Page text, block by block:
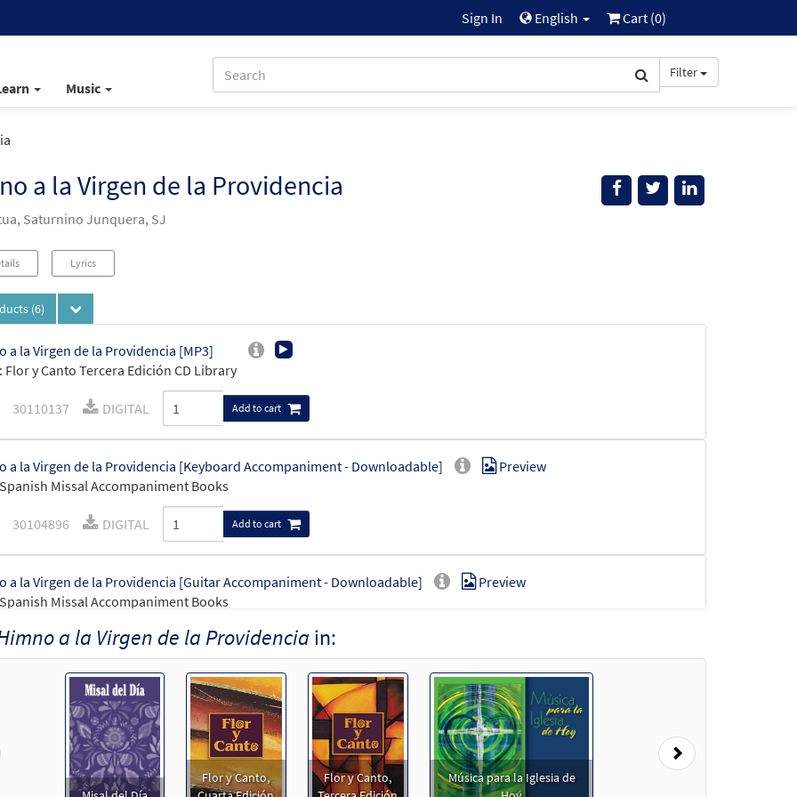
Sign In English Cart (0)
Music
Filter
a la Virgen de la Providencia
Saturnino Junquera, SJ
Lyrics
(6)
a la Virgen de la Providencia [MP3]
Flor y Canto Tercera Edición CD Library
30110137 DIGITAL Add to cart
a la Virgen de la Providencia [Keyboard Accompaniment - Downloadable]
Missal Accompaniment Books
Preview
30104896 DIGITAL Add to cart
a la Virgen de la Providencia [Guitar Accompaniment - Downloadable]
Missal Accompaniment Books
Preview
30104897 DIGITAL Add to cart
a la Virgen de la Providencia [PDF Chords Over Text - Downloadable] Preview
DIGITAL Add to cart
a la Virgen de la Providencia in:
Flor y Canto,
Flor y Canto,
Música para la Iglesia de
Next